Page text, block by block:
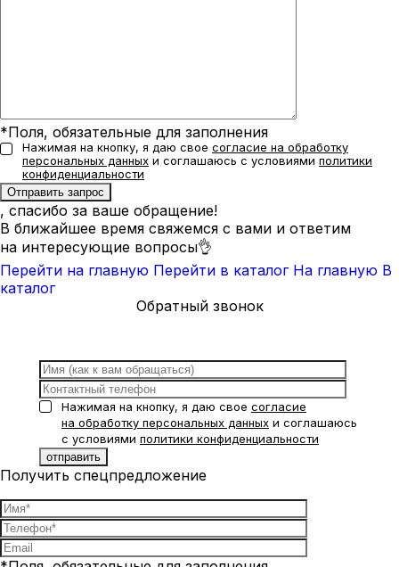
*Поля, обязательные для заполнения
Нажимая на кнопку, я даю свое согласие на обработку
персональных данных и соглашаюсь с условиями политики
конфиденциальности
, спасибо за ваше обращение!
В ближайшее время свяжемся с вами и ответим
на интересующие вопросы👌
Перейти на главную Перейти в каталог На главную В
каталог
Обратный звонок
Нажимая на кнопку, я даю свое согласие
на обработку персональных данных и соглашаюсь
с условиями политики конфиденциальности
Получить спецпредложение